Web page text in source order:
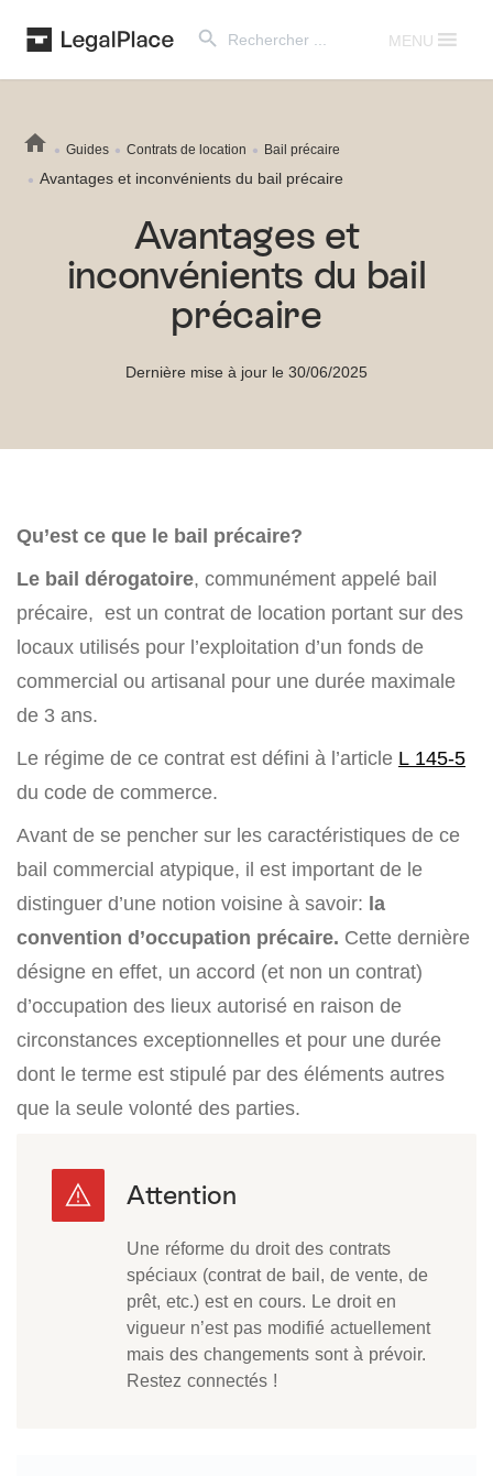
for:
MENU
Guides Contrats de location Bail précaire
Avantages et inconvénients du bail précaire
Avantages et
inconvénients du bail
précaire
Dernière mise à jour le 30/06/2025
Qu’est ce que le bail précaire?
Le bail dérogatoire, communément appelé bail
précaire, est un contrat de location portant sur des
locaux utilisés pour l’exploitation d’un fonds de
commercial ou artisanal pour une durée maximale
de 3 ans.
Le régime de ce contrat est défini à l’article L 145-5
du code de commerce.
Avant de se pencher sur les caractéristiques de ce
bail commercial atypique, il est important de le
distinguer d’une notion voisine à savoir: la
convention d’occupation précaire. Cette dernière
désigne en effet, un accord (et non un contrat)
d’occupation des lieux autorisé en raison de
circonstances exceptionnelles et pour une durée
dont le terme est stipulé par des éléments autres
que la seule volonté des parties.
Une réforme du droit des contrats
spéciaux (contrat de bail, de vente, de
prêt, etc.) est en cours. Le droit en
vigueur n’est pas modifié actuellement
mais des changements sont à prévoir.
Restez connectés !